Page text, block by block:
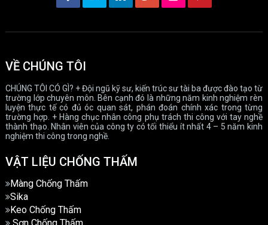
VỀ CHÚNG TÔI
CHÚNG TÔI CÓ GÌ? + Đội ngũ kỹ sư, kiến trúc sư tài ba được đào tạo từ
trường lớp chuyên môn. Bên cạnh đó là những năm kinh nghiệm rèn
luyện thực tế có đủ óc quan sát, phán đoán chính xác trong từng
trường hợp. + Hàng chục nhân công phụ trách thi công với tay nghề
thành thạo. Nhân viên của công ty có tối thiểu ít nhất 4 – 5 năm kinh
nghiệm thi công trong nghề.
VẬT LIỆU CHỐNG THẤM
Màng Chống Thấm
Sika
Keo Chống Thấm
Sơn Chống Thấm